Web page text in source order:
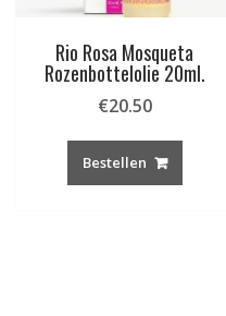
Rio Rosa Mosqueta
Rozenbottelolie 20ml.
€20.50
Bestellen